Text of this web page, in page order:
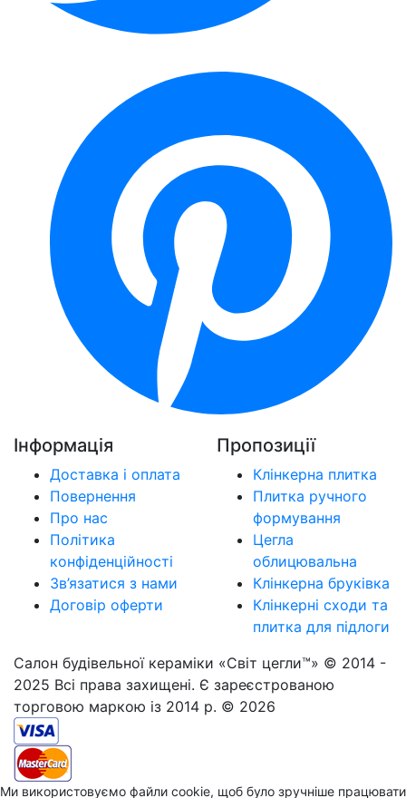
Інформація
Доставка і оплата
Повернення
Про нас
Політика
конфіденційності
Зв’язатися з нами
Договір оферти
Пропозиції
Клінкерна плитка
Плитка ручного
формування
Цегла
облицювальна
Клінкерна бруківка
Клінкерні сходи та
плитка для підлоги
Салон будівельної кераміки «Світ цегли™» © 2014 -
2025 Всі права захищені. Є зареєстрованою
торговою маркою із 2014 р. © 2026
Ми використовуємо файли cookie, щоб було зручніше працювати